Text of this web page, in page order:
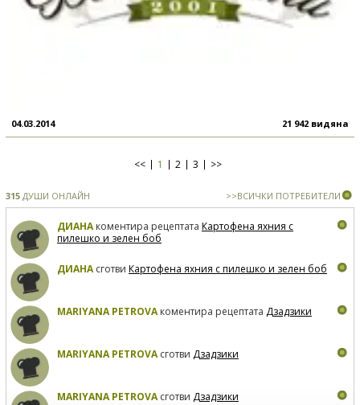
04.03.2014 21 942 видяна
<< 1 2 3 >>
315 ДУШИ ОНЛАЙН >>ВСИЧКИ ПОТРЕБИТЕЛИ
ДИАНАкоментира рецептата Картофена яхния с
пилешко и зелен боб
ДИАНАсготви Картофена яхния с пилешко и зелен боб
MARIYANA PETROVAкоментира рецептата Дзадзики
MARIYANA PETROVAсготви Дзадзики
MARIYANA PETROVAсготви Дзадзики